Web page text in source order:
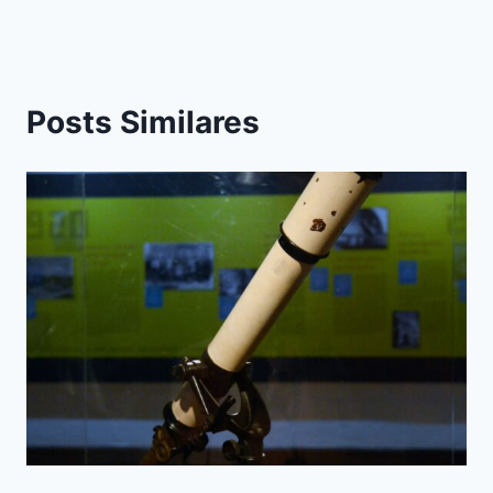
Posts Similares